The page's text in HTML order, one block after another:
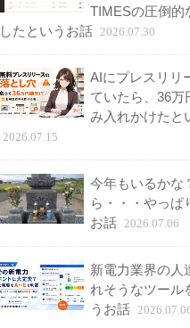
TIMESの圧倒的
したというお話 2026.07.30
AIにプレスリリ
ていたら、36万
み入れかけたと
2026.07.15
今年もいるかな
ら・・・やっぱ
お話 2026.07.06
新電力業界の人
れそうなツール
うお話